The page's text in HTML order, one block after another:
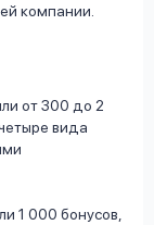
компании.
от 300 до 2
вида
1 000 бонусов,